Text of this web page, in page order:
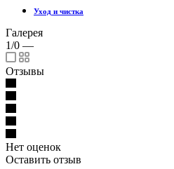
Уход и чистка
Галерея
1/0 —
Отзывы
Нет оценок
Оставить отзыв